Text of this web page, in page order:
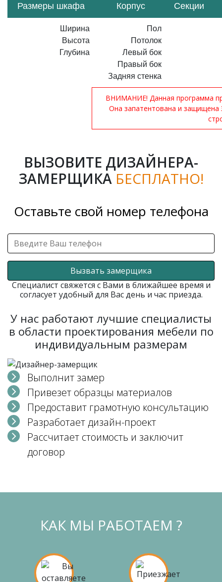
Размеры шкафа Корпус Секции
Ширина
Высота
Глубина
Пол
Потолок
Левый бок
Правый бок
Задняя стенка
ВНИМАНИЕ! Данная программа
Она запатентована и
ВЫЗОВИТЕ ДИЗАЙНЕРА-
ЗАМЕРЩИКА БЕСПЛАТНО!
Оставьте свой номер телефона
Вызвать замерщика
Специалист свяжется с Вами в ближайшее время и
согласует удобный для Вас день и час приезда.
У нас работают лучшие специалисты
в области проектирования мебели по
индивидуальным размерам
Выполнит замер
Привезет образцы материалов
Предоставит грамотную консультацию
Разработает дизайн-проект
Рассчитает стоимость и заключит
договор
КАК МЫ РАБОТАЕМ ?